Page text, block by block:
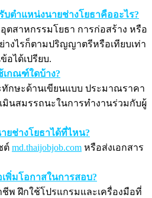
ตำแหน่งนายช่างโยธาคืออะไร?
สาหกรรมโยธา การก่อสร้าง หรือ
างไรก็ตามปริญญาตรีหรือเทียบเท่า
อได้เปรียบ.
เกณฑ์ใดบ้าง?
กษะด้านเขียนแบบ ประมาณราคา
มินสมรรถนะในการทำงานร่วมกับผู้
ยช่างโยธาได้ที่ไหน?
ต์ md.thaijobjob.com หรือส่งเอกสาร
เพิ่มโอกาสในการสอบ?
พ ฝึกใช้โปรแกรมและเครื่องมือที่